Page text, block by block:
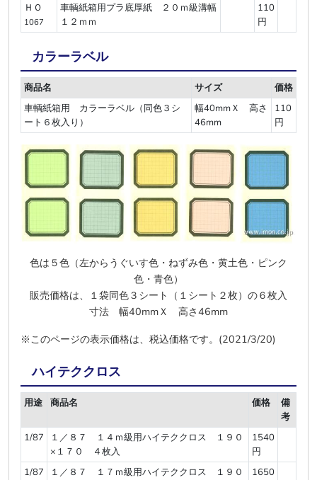
ＨＯ
1067
車輌紙箱用プラ底厚紙 ２０ｍ級溝幅
１２ｍｍ
110
円
カラーラベル
商品名 サイズ
価格
車輌紙箱用 カラーラベル（同色３シ
ート６枚入り）
幅40mmＸ 高さ
46mm
110
円
色は５色（左からうぐいす色・ねずみ色・黄土色・ピンク
色・青色）
販売価格は、１袋同色３シート（１シート２枚）の６枚入
寸法 幅40mmＸ 高さ46mm
※このページの表示価格は、税込価格です。(2021/3/20)
ハイテククロス
用途 商品名 価格
備
考
1/87
１／８７ １４ｍ級用ハイテククロス １９０
×１７０ ４枚入
1540
円
1/87
１／８７ １７ｍ級用ハイテククロス １９０
1650